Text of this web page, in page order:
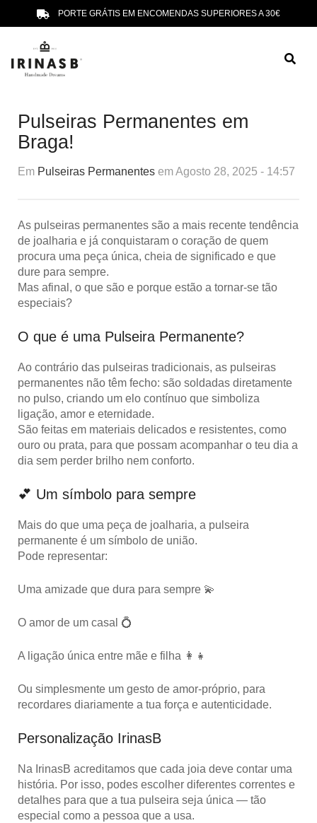
PORTE GRÁTIS EM ENCOMENDAS SUPERIORES A 30€
Pulseiras Permanentes em
Braga!
Em Pulseiras Permanentes em Agosto 28, 2025 - 14:57
As pulseiras permanentes são a mais recente tendência
de joalharia e já conquistaram o coração de quem
procura uma peça única, cheia de significado e que
dure para sempre.
Mas afinal, o que são e porque estão a tornar-se tão
especiais?
O que é uma Pulseira Permanente?
Ao contrário das pulseiras tradicionais, as pulseiras
permanentes não têm fecho: são soldadas diretamente
no pulso, criando um elo contínuo que simboliza
ligação, amor e eternidade.
São feitas em materiais delicados e resistentes, como
ouro ou prata, para que possam acompanhar o teu dia a
dia sem perder brilho nem conforto.
💕 Um símbolo para sempre
Mais do que uma peça de joalharia, a pulseira
permanente é um símbolo de união.
Pode representar:
Uma amizade que dura para sempre 💫
O amor de um casal 💍
A ligação única entre mãe e filha 👩‍👧
Ou simplesmente um gesto de amor-próprio, para
recordares diariamente a tua força e autenticidade.
Personalização IrinasB
Na IrinasB acreditamos que cada joia deve contar uma
história. Por isso, podes escolher diferentes correntes e
detalhes para que a tua pulseira seja única — tão
especial como a pessoa que a usa.